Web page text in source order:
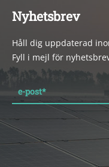
Nyhetsbrev
Håll dig uppdaterad
Fyll i mejl för
e-post*